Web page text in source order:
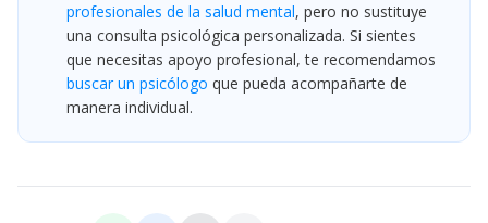
profesionales de la salud mental, pero no sustituye
una consulta psicológica personalizada. Si sientes
que necesitas apoyo profesional, te recomendamos
buscar un psicólogo que pueda acompañarte de
manera individual.